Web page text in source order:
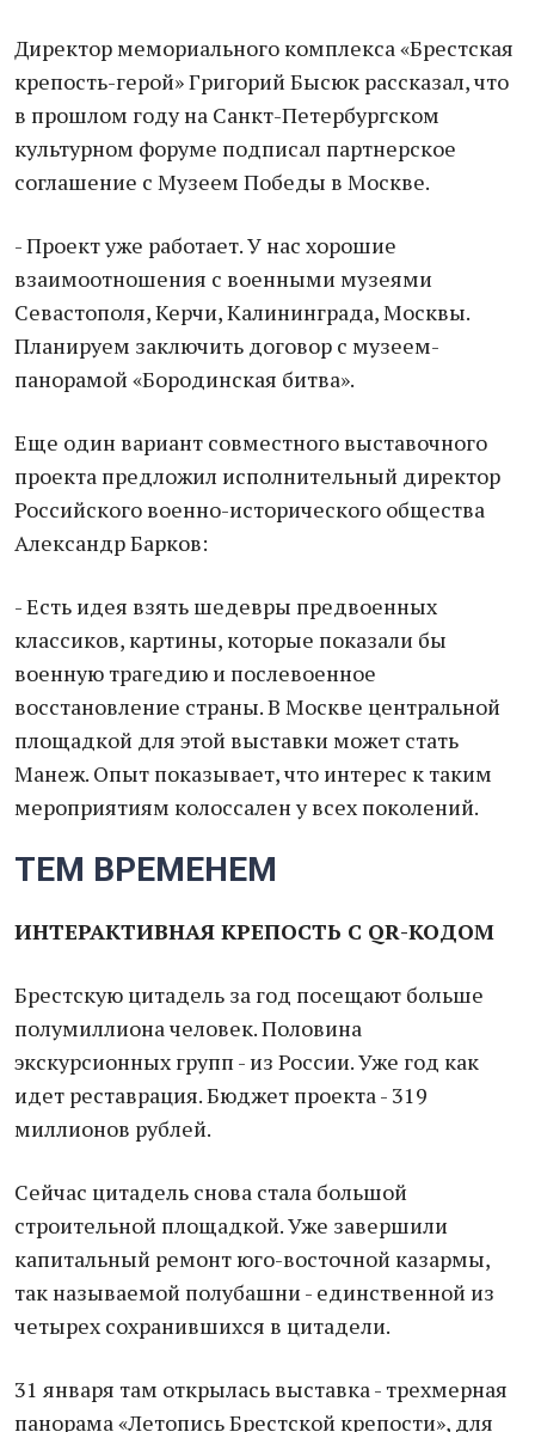
Директор мемориального комплекса «Брестская
крепость-герой» Григорий Бысюк рассказал, что
в прошлом году на Санкт-Петербургском
культурном форуме подписал партнерское
соглашение с Музеем Победы в Москве.
- Проект уже работает. У нас хорошие
взаимоотношения с военными музеями
Севастополя, Керчи, Калининграда, Москвы.
Планируем заключить договор с музеем-
панорамой «Бородинская битва».
Еще один вариант совместного выставочного
проекта предложил исполнительный директор
Российского военно-исторического общества
Александр Барков:
- Есть идея взять шедевры предвоенных
классиков, картины, которые показали бы
военную трагедию и послевоенное
восстановление страны. В Москве центральной
площадкой для этой выставки может стать
Манеж. Опыт показывает, что интерес к таким
мероприятиям колоссален у всех поколений.
ТЕМ ВРЕМЕНЕМ
ИНТЕРАКТИВНАЯ КРЕПОСТЬ С QR-КОДОМ
Брестскую цитадель за год посещают больше
полумиллиона человек. Половина
экскурсионных групп - из России. Уже год как
идет реставрация. Бюджет проекта - 319
миллионов рублей.
Сейчас цитадель снова стала большой
строительной площадкой. Уже завершили
капитальный ремонт юго-восточной казармы,
так называемой полубашни - единственной из
четырех сохранившихся в цитадели.
31 января там открылась выставка - трехмерная
панорама «Летопись Брестской крепости», для